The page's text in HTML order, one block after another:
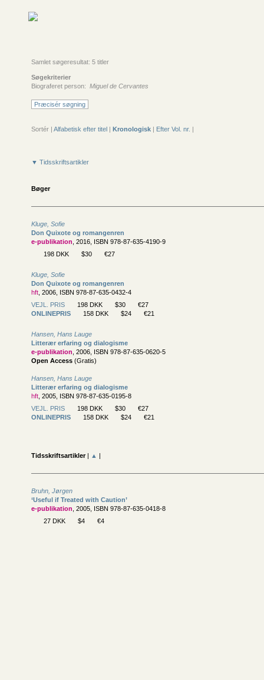
Samlet søgeresultat: 5 titler
Søgekriterier
Biograferet person: Miguel de Cervantes
Præcisér søgning
Sortér | Alfabetisk efter titel | Kronologisk | Efter Vol. nr. |
▼ Tidsskriftsartikler
Bøger
Kluge, Sofie
Don Quixote og romangenren
e-publikation , 2016, ISBN 978-87-635-4190-9
198 DKK
$30 €27
Kluge, Sofie
Don Quixote og romangenren
hft , 2006, ISBN 978-87-635-0432-4
VEJL. PRIS
198 DKK $30
€27
ONLINEPRIS
158 DKK $24 €21
Hansen, Hans Lauge
Litterær erfaring og dialogisme
e-publikation , 2006, ISBN 978-87-635-0620-5
Open Access (Gratis)
Hansen, Hans Lauge
Litterær erfaring og dialogisme
hft , 2005, ISBN 978-87-635-0195-8
VEJL. PRIS
198 DKK $30
€27
ONLINEPRIS
158 DKK $24 €21
Tidsskriftsartikler| ▲ |
Bruhn, Jørgen
‘Useful if Treated with Caution’
e-publikation , 2005, ISBN 978-87-635-0418-8
27 DKK
$4 €4